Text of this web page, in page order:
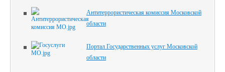
Антитеррористическая комиссия Московской
области
Портал Государственных услуг Московской
области